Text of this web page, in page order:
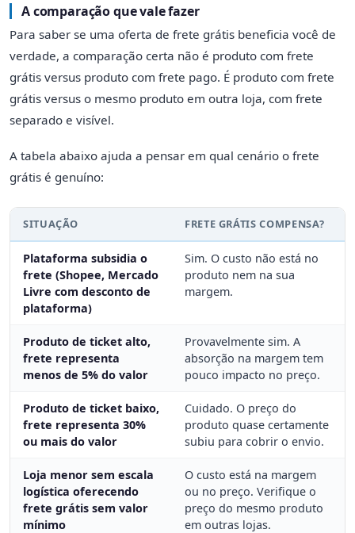
A comparação que vale fazer
Para saber se uma oferta de frete grátis beneficia você de
verdade, a comparação certa não é produto com frete
grátis versus produto com frete pago. É produto com frete
grátis versus o mesmo produto em outra loja, com frete
separado e visível.
A tabela abaixo ajuda a pensar em qual cenário o frete
grátis é genuíno:
SITUAÇÃO FRETE GRÁTIS COMPENSA?
Plataforma subsidia o
frete (Shopee, Mercado
Livre com desconto de
plataforma)
Sim. O custo não está no
produto nem na sua
margem.
Produto de ticket alto,
frete representa
menos de 5% do valor
Provavelmente sim. A
absorção na margem tem
pouco impacto no preço.
Produto de ticket baixo,
frete representa 30%
ou mais do valor
Cuidado. O preço do
produto quase certamente
subiu para cobrir o envio.
Loja menor sem escala
logística oferecendo
frete grátis sem valor
mínimo
O custo está na margem
ou no preço. Verifique o
preço do mesmo produto
em outras lojas.